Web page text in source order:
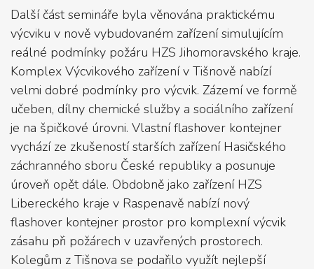
Další část semináře byla věnována praktickému
výcviku v nově vybudovaném zařízení simulujícím
reálné podmínky požáru HZS Jihomoravského kraje.
Komplex Výcvikového zařízení v Tišnově nabízí
velmi dobré podmínky pro výcvik. Zázemí ve formě
učeben, dílny chemické služby a sociálního zařízení
je na špičkové úrovni. Vlastní flashover kontejner
vychází ze zkušeností starších zařízení Hasičského
záchranného sboru České republiky a posunuje
úroveň opět dále. Obdobně jako zařízení HZS
Libereckého kraje v Raspenavě nabízí nový
flashover kontejner prostor pro komplexní výcvik
zásahu při požárech v uzavřených prostorech.
Kolegům z Tišnova se podařilo využít nejlepší